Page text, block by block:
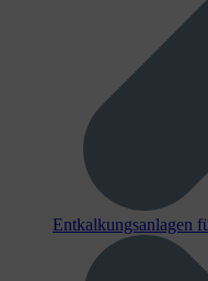
Entkalkungsanlagen